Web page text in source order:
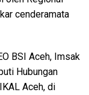
cenderamata
BSI Aceh, Imsak
Hubungan
Aceh, di